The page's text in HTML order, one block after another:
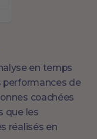
en temps
performances de
coachées
que les
réalisés en